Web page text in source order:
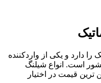
را دارد و یکی از واردکننده
است. انواع شیلنگ
ترین قیمت در اختیار